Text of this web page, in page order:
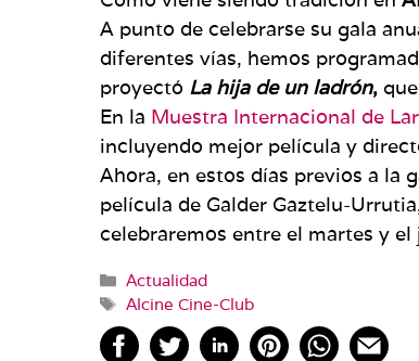
A punto de celebrarse su gala
diferentes vías, hemos
proyectó La hija de un ladrón,
En la Muestra Internacional de
incluyendo mejor película y
Ahora, en estos días previos a la
película de Galder Gaztelu-
celebraremos entre el martes y el
Categorías
Actualidad
Etiquetas
Alcine Cine-Club